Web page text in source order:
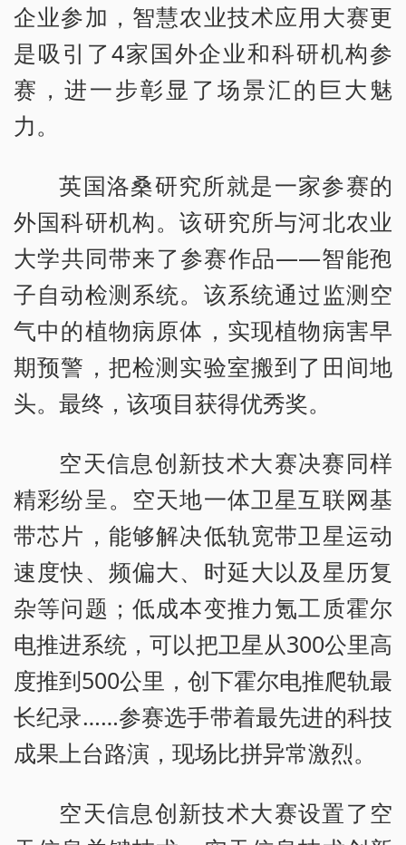
企业参加，智慧农业技术应用大赛更
是吸引了4家国外企业和科研机构参
赛，进一步彰显了场景汇的巨大魅
力。
英国洛桑研究所就是一家参赛的
外国科研机构。该研究所与河北农业
大学共同带来了参赛作品——智能孢
子自动检测系统。该系统通过监测空
气中的植物病原体，实现植物病害早
期预警，把检测实验室搬到了田间地
头。最终，该项目获得优秀奖。
空天信息创新技术大赛决赛同样
精彩纷呈。空天地一体卫星互联网基
带芯片，能够解决低轨宽带卫星运动
速度快、频偏大、时延大以及星历复
杂等问题；低成本变推力氪工质霍尔
电推进系统，可以把卫星从300公里高
度推到500公里，创下霍尔电推爬轨最
长纪录……参赛选手带着最先进的科技
成果上台路演，现场比拼异常激烈。
空天信息创新技术大赛设置了空